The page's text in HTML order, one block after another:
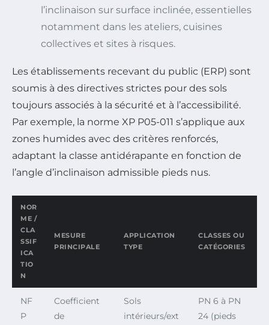
l’inclinaison sur surface inclinée, essentielles
notamment dans les ateliers, cuisines
collectives et sites à risques.
Les établissements recevant du public (ERP) sont
soumis à des directives strictes pour des sols
toujours associés à la sécurité et à l’accessibilité.
Par exemple, la norme XP P05-011 s’applique aux
zones humides avec des critères renforcés,
adaptant la classe antidérapante en fonction de
l’angle d’inclinaison admissible pieds nus.
NOR
ME /
CLA
SSIF
ICA
TIO
N
MESURE
PRINCIPALE
APPLICATION
TYPE
CLASSES OU
CATÉGORIES
NF
P
Coefficient
de
Sols
intérieurs/ext
PN 6 à PN
24 (pieds